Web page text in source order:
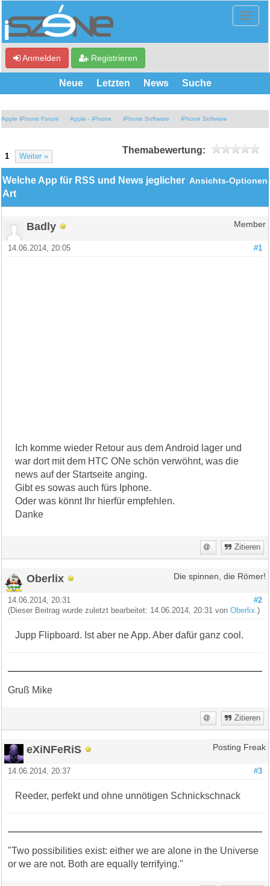
Anmelden Registrieren
Neue Letzten News Suche
Apple iPhone Forum Apple - iPhone iPhone Software iPhone Software
1 Weiter »
Themabewertung:
Ansichts-Optionen
Welche App für RSS und News jeglicher
Art
Badly Member
#1
14.06.2014, 20:05
Ich komme wieder Retour aus dem Android lager und
war dort mit dem HTC ONe schön verwöhnt, was die
news auf der Startseite anging.
Gibt es sowas auch fürs Iphone.
Oder was könnt Ihr hierfür empfehlen.
Danke
Zitieren
Oberlix Die spinnen, die Römer!
#2
14.06.2014, 20:31
(Dieser Beitrag wurde zuletzt bearbeitet: 14.06.2014, 20:31 vonOberlix .)
Jupp Flipboard. Ist aber ne App. Aber dafür ganz cool.
Gruß Mike
Zitieren
eXiNFeRiS Posting Freak
#3
14.06.2014, 20:37
Reeder, perfekt und ohne unnötigen Schnickschnack
"Two possibilities exist: either we are alone in the Universe
or we are not. Both are equally terrifying."